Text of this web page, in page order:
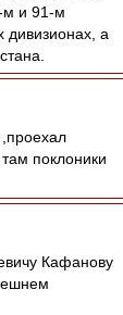
м и 91-м
а
,проехал
поклоники
Кафанову